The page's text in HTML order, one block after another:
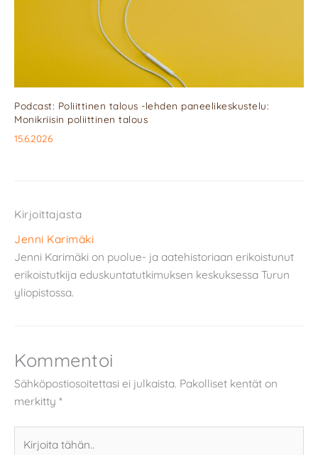
Podcast: Poliittinen talous -lehden paneelikeskustelu:
Monikriisin poliittinen talous
15.6.2026
Kirjoittajasta
Jenni Karimäki
Jenni Karimäki on puolue- ja aatehistoriaan erikoistunut
erikoistutkija eduskuntatutkimuksen keskuksessa Turun
yliopistossa.
Kommentoi
Sähköpostiosoitettasi ei julkaista. Pakolliset kentät on
merkitty *